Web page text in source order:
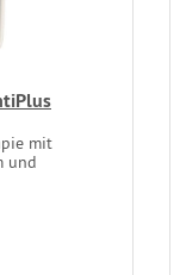
mit
und